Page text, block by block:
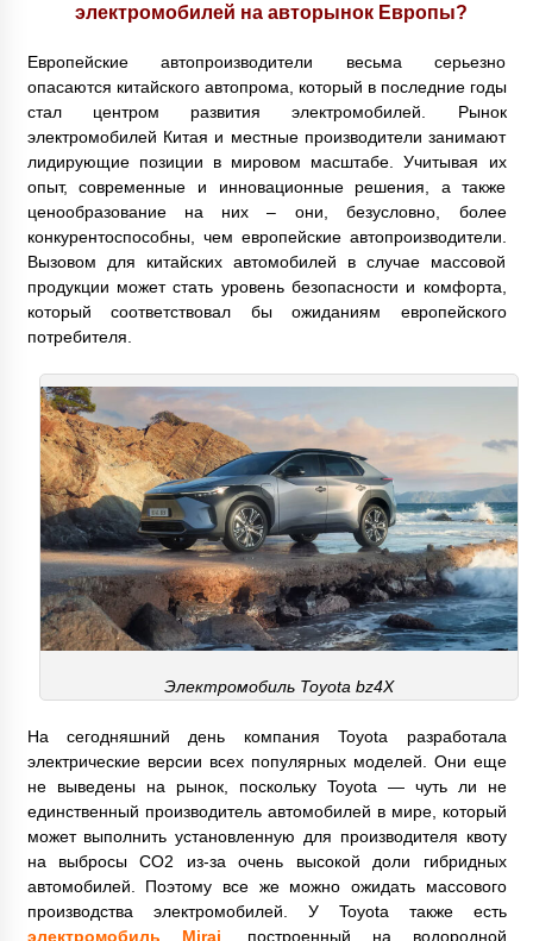
электромобилей на авторынок Европы?
Европейские автопроизводители весьма серьезно
опасаются китайского автопрома, который в последние годы
стал центром развития электромобилей. Рынок
электромобилей Китая и местные производители занимают
лидирующие позиции в мировом масштабе. Учитывая их
опыт, современные и инновационные решения, а также
ценообразование на них – они, безусловно, более
конкурентоспособны, чем европейские автопроизводители.
Вызовом для китайских автомобилей в случае массовой
продукции может стать уровень безопасности и комфорта,
который соответствовал бы ожиданиям европейского
потребителя.
Электромобиль Toyota bz4X
На сегодняшний день компания Toyota разработала
электрические версии всех популярных моделей. Они еще
не выведены на рынок, поскольку Toyota — чуть ли не
единственный производитель автомобилей в мире, который
может выполнить установленную для производителя квоту
на выбросы CO2 из-за очень высокой доли гибридных
автомобилей. Поэтому все же можно ожидать массового
производства электромобилей. У Toyota также есть
электромобиль Mirai , построенный на водородной